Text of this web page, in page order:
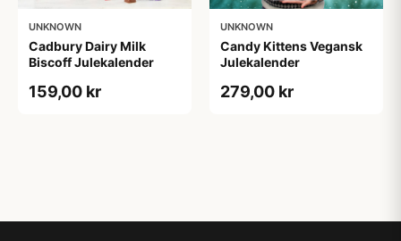
UNKNOWN
Cadbury Dairy Milk
Biscoff Julekalender
159,00 kr
UNKNOWN
Candy Kittens Vegansk
Julekalender
279,00 kr